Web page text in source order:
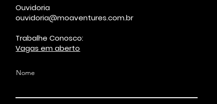
Ouvidoria
ouvidoria@moaventures.com.br
Trabalhe Conosco:
Vagas em aberto
Nome